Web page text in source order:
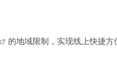
的地域限制，实现线上快捷